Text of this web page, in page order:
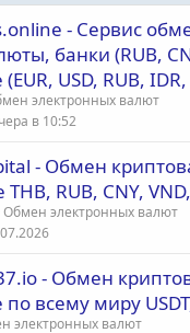
- Сервис
банки (RUB,
USD, RUB,
электронных валют
в 10:52
- Обмен
RUB, CNY,
Обмен электронных валют
- Обмен
всему миру
электронных валют